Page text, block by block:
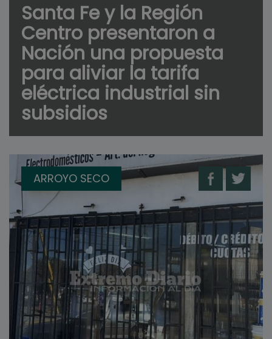
Santa Fe y la Región
Centro presentaron a
Nación una propuesta
para aliviar la tarifa
eléctrica industrial sin
subsidios
ARROYO SECO